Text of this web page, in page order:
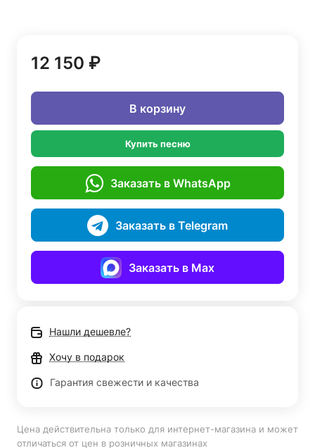
12 150 ₽
В корзину
Купить песню
Заказать в WhatsApp
Заказать в Telegram
Заказать в Max
Нашли дешевле?
Хочу в подарок
Гарантия свежести и качества
Цена действительна только для интернет-магазина и может
отличаться от цен в розничных магазинах